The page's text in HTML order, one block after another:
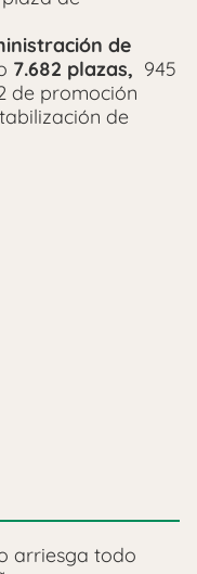
de
7.682 plazas, 945
de promoción
de
arriesga todo